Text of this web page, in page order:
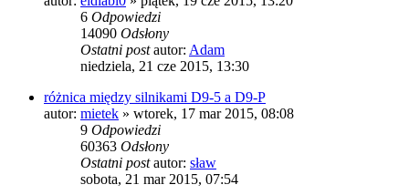
6 Odpowiedzi
14090 Odsłony
Ostatni postautor: Adam
niedziela, 21 cze 2015, 13:30
różnica między silnikami D9-5 a D9-P
autor: mietek » wtorek, 17 mar 2015, 08:08
9 Odpowiedzi
60363 Odsłony
Ostatni postautor: sław
sobota, 21 mar 2015, 07:54